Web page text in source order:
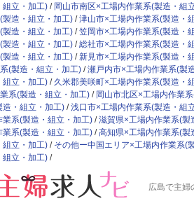
組立・加工)
岡山市南区×工場内作業系(製造・組
造・組立・加工)
津山市×工場内作業系(製造・
造・組立・加工)
笠岡市×工場内作業系(製造・
造・組立・加工)
総社市×工場内作業系(製造・
造・組立・加工)
新見市×工場内作業系(製造・
(製造・組立・加工)
瀬戸内市×工場内作業系(製
組立・加工)
久米郡美咲町×工場内作業系(製造・
系(製造・組立・加工)
岡山市北区×工場内作業
造・組立・加工)
浅口市×工場内作業系(製造・組
系(製造・組立・加工)
滋賀県×工場内作業系(製
系(製造・組立・加工)
高知県×工場内作業系(製
組立・加工)
その他ー中国エリア×工場内作業系(
組立・加工)
広島で主婦